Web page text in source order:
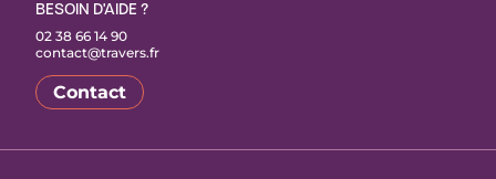
BESOIN D'AIDE ?
02 38 66 14 90
contact@travers.fr